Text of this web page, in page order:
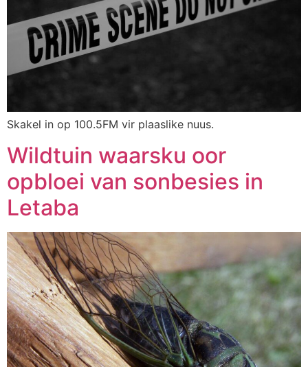
Skakel in op 100.5FM vir plaaslike nuus.
Wildtuin waarsku oor
opbloei van sonbesies in
Letaba